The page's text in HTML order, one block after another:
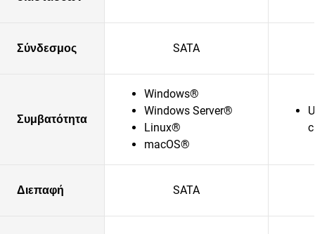
Σύνδεσμος SATA
Συμβατότητα
Windows®
Windows Server®
Linux®
macOS®
Διεπαφή SATA